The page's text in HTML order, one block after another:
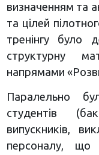
визначенням та
та цілей
тренінгу було
структурну
напрямами
Паралельно
студентів
випускників,
персоналу, що